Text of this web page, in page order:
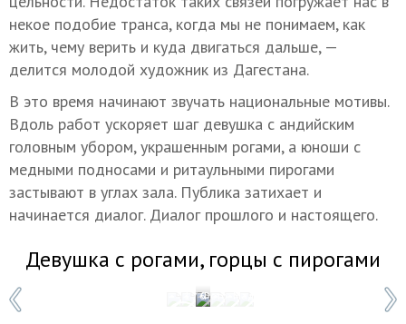
некое подобие транса, когда мы не понимаем, как
жить, чему верить и куда двигаться дальше, —
делится молодой художник из Дагестана.
В это время начинают звучать национальные мотивы.
Вдоль работ ускоряет шаг девушка с андийским
головным убором, украшенным рогами, а юноши с
медными подносами и ритаульными пирогами
застывают в углах зала. Публика затихает и
начинается диалог. Диалог прошлого и настоящего.
Девушка с рогами, горцы с пирогами
Фото: Мадина Гаджиева/ТАСС
1 / 6